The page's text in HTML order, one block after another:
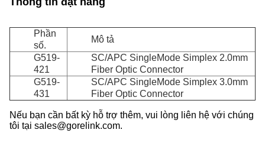
Phần
số.
Mô tả
G519-
421
SC/APC SingleMode Simplex 2.0mm
Fiber Optic Connector
G519-
431
SC/APC SingleMode Simplex 3.0mm
Fiber Optic Connector
Nếu bạn cần bất kỳ hỗ trợ thêm, vui lòng liên hệ với chúng
tôi tại sales@gorelink.com.